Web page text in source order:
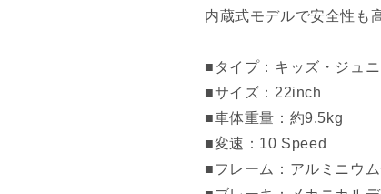
内蔵式モデルで安全性も
■タイプ：キッズ・ジュ
■サイズ：22inch
■車体重量：約9.5kg
■変速：10 Speed
■フレーム：アルミニウ